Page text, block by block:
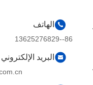
الهاتف
86--13625276829
البريد الإلكتروني